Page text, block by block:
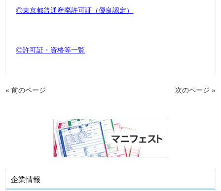
◎東京都普通産廃許可証（優良認定）
◎許可証・資格等一覧
« 前のページ 次のページ »
企業情報